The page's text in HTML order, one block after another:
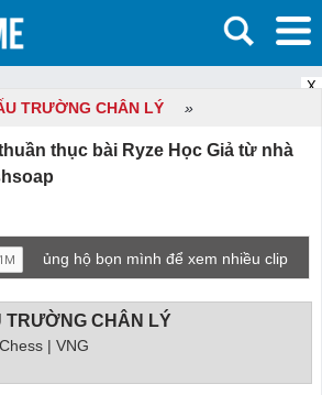
X
TRƯỜNG CHÂN LÝ »
thục bài Ryze Học Giả từ nhà
ủng hộ bọn mình để xem nhiều clip
TRƯỜNG CHÂN LÝ
| VNG